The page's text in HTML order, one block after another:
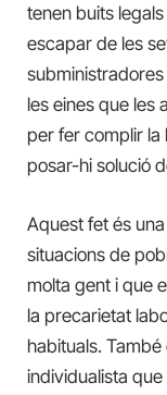
tenen buits
escapar de les
subministradores
les eines que les
per fer complir la
posar-hi solució
Aquest fet és
situacions de
molta gent i que
la precarietat
habituals. També
individualista que